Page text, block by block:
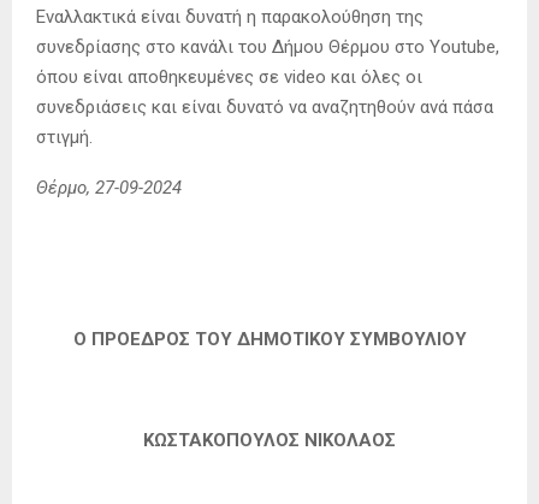
Εναλλακτικά είναι δυνατή η παρακολούθηση της
συνεδρίασης στο κανάλι του Δήμου Θέρμου στο Youtube,
όπου είναι αποθηκευμένες σε video και όλες οι
συνεδριάσεις και είναι δυνατό να αναζητηθούν ανά πάσα
στιγμή.
Θέρμο, 27-09-2024
Ο ΠΡΟΕΔΡΟΣ ΤΟΥ ΔΗΜΟΤΙΚΟΥ ΣΥΜΒΟΥΛΙΟΥ
ΚΩΣΤΑΚΟΠΟΥΛΟΣ ΝΙΚΟΛΑΟΣ